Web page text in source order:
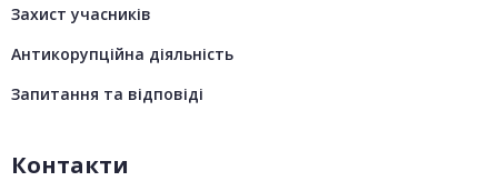
Захист учасників
Антикорупційна діяльність
Запитання та відповіді
Контакти